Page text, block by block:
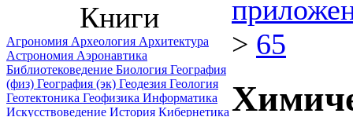
Книги
Агрономия Археология Архитектура
Астрономия Аэронавтика
Библиотековедение Биология География
(физ) География (эк) Геодезия Геология
Геотектоника Геофизика Информатика
Искусствоведение История Кибернетика
> 65